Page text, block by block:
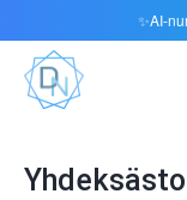
✨AI-